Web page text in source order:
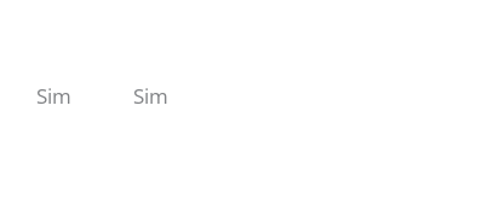
Sim Sim